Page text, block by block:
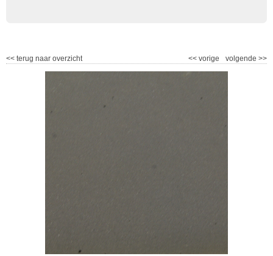
<< terug naar overzicht volgende >>
<< vorige